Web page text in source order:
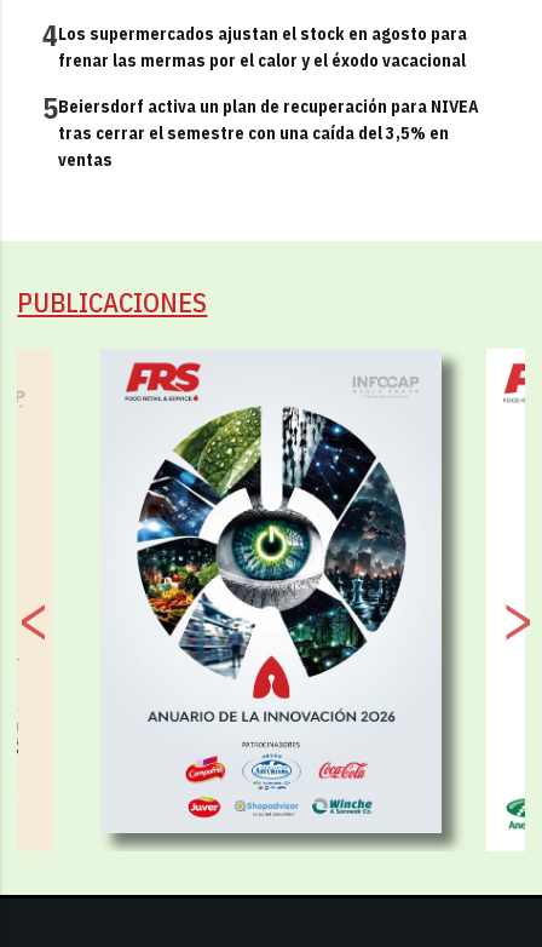
4Los supermercados ajustan el stock en agosto para
frenar las mermas por el calor y el éxodo vacacional
5Beiersdorf activa un plan de recuperación para NIVEA
tras cerrar el semestre con una caída del 3,5% en
ventas
PUBLICACIONES